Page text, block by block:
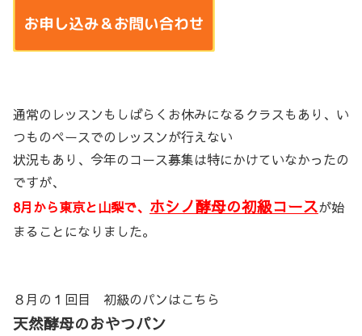
通常のレッスンもしばらくお休みになるクラスもあり、い
つものペースでのレッスンが行えない
状況もあり、今年のコース募集は特にかけていなかったの
ですが、
8月から東京と山梨で、 ホシノ酵母の初級コースが始
まることになりました。
８月の１回目 初級のパンはこちら
天然酵母のおやつパン